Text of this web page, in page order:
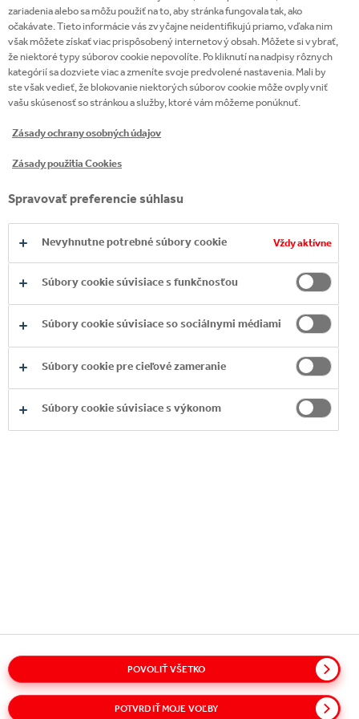
STANOVILA CIELE
UDRŽATEĽNOSTI NA
NASLEDUJÚCE OBDOBIE,
A TO DO ROKU 2030.
Coca-Cola HBC.
Všetky práva vyhradené
Glosár Mapa stránok
Politiky a dokumenty
Vyhlásenie o ochrane osobných údajov
Súbory cookie
Ochrana oznamovateľov
zariadenia alebo sa môžu použiť na to, aby stránka fungovala tak, ako
očakávate. Tieto informácie vás zvyčajne neidentifikujú priamo, vďaka nim
však môžete získať viac prispôsobený internetový obsah. Môžete si vybrať,
že niektoré typy súborov cookie nepovolíte. Po kliknutí na nadpisy rôznych
kategórií sa dozviete viac a zmeníte svoje predvolené nastavenia. Mali by
ste však vedieť, že blokovanie niektorých súborov cookie môže ovplyvniť
vašu skúsenosť so stránkou a služby, ktoré vám môžeme ponúknuť.
Zásady ochrany osobných údajov
Zásady použitia Cookies
Spravovať preferencie súhlasu
Nevyhnutne potrebné súbory cookie Vždy aktívne
Súbory cookie súvisiace s funkčnosťou
Súbory cookie súvisiace so sociálnymi médiami
Súbory cookie pre cieľové zameranie
Súbory cookie súvisiace s výkonom
POTVRDIŤ MOJE VOĽBY
POVOLIŤ VŠETKO